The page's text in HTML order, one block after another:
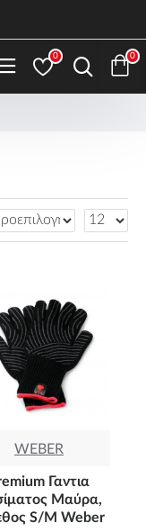
0 0
WEBER
Γαντια
Μαύρα,
S/M Weber